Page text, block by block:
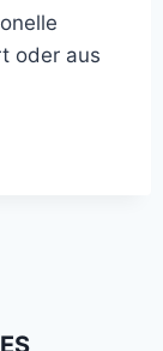
oder aus